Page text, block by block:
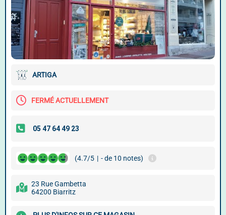
ARTIGA
FERMÉ ACTUELLEMENT
(4.7/5 | - de 10 notes)
23 Rue Gambetta
64200 Biarritz